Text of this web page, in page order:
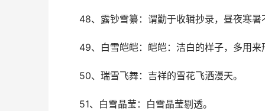
48、露钞雪纂：谓勤于收辑抄录，昼夜寒暑
49、白雪皑皑：皑皑：洁白的样子，多用来
50、瑞雪飞舞：吉祥的雪花飞洒漫天。
51、白雪晶莹：白雪晶莹剔透。